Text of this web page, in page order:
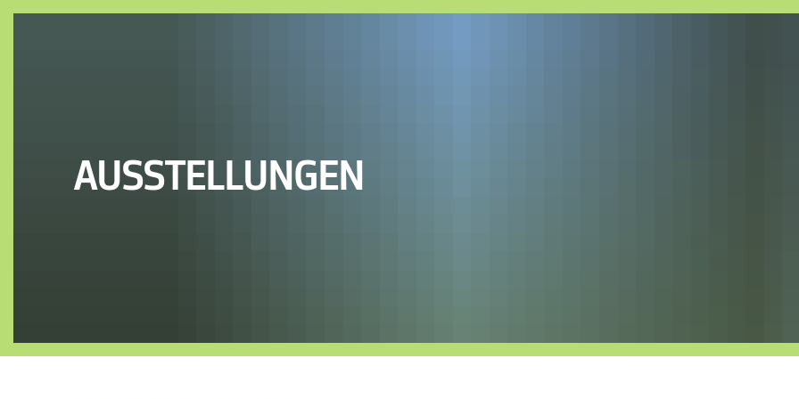
AUSSTELLUNGEN